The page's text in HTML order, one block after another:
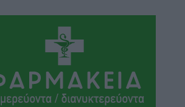
του ΠΑΣΟΚ στα
πριν 2 ώρες
πρόγραμμα για την